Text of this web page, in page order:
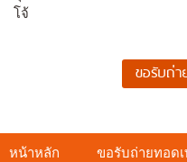
โจ้
หน้าหลัก ขอรับถ่ายทอด